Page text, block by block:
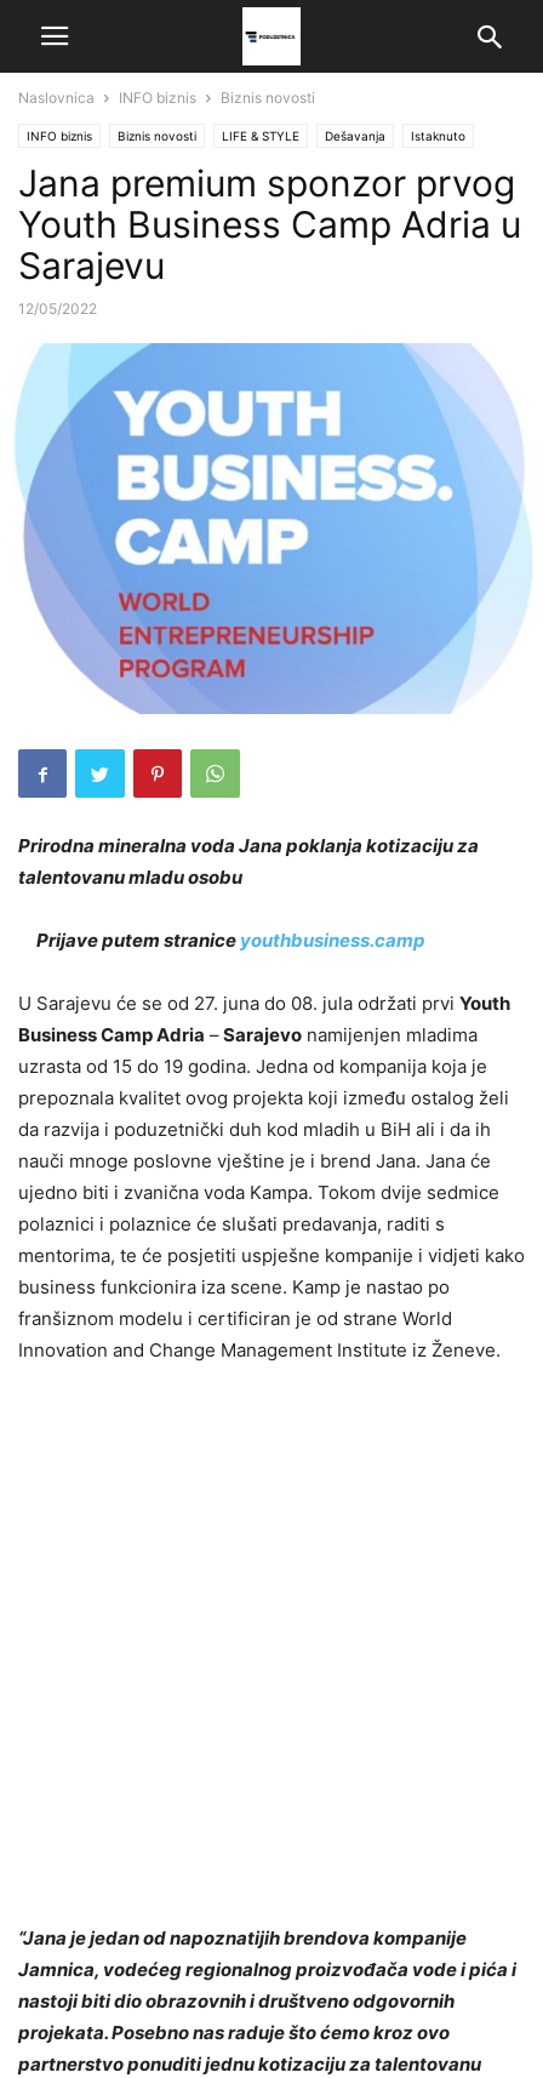
Naslovnica INFO biznis Biznis novosti
INFO biznis Biznis novosti LIFE & STYLE Dešavanja Istaknuto
Jana premium sponzor prvog
Youth Business Camp Adria u
Sarajevu
12/05/2022
Prirodna mineralna voda Jana poklanja kotizaciju za
talentovanu mladu osobu
Prijave putem stranice youthbusiness.camp
U Sarajevu će se od 27. juna do 08. jula održati prvi Youth
Business Camp Adria –Sarajevo namijenjen mladima
uzrasta od 15 do 19 godina. Jedna od kompanija koja je
prepoznala kvalitet ovog projekta koji između ostalog želi
da razvija i poduzetnički duh kod mladih u BiH ali i da ih
nauči mnoge poslovne vještine je i brend Jana. Jana će
ujedno biti i zvanična voda Kampa. Tokom dvije sedmice
polaznici i polaznice će slušati predavanja, raditi s
mentorima, te će posjetiti uspješne kompanije i vidjeti kako
business funkcionira iza scene. Kamp je nastao po
franšiznom modelu i certificiran je od strane World
Innovation and Change Management Institute iz Ženeve.
“Jana je jedan od napoznatijih brendova kompanije
Jamnica, vodećeg regionalnog proizvođača vode i pića i
nastoji biti dio obrazovnih i društveno odgovornih
projekata. Posebno nas raduje što ćemo kroz ovo
partnerstvo ponuditi jednu kotizaciju za talentovanu